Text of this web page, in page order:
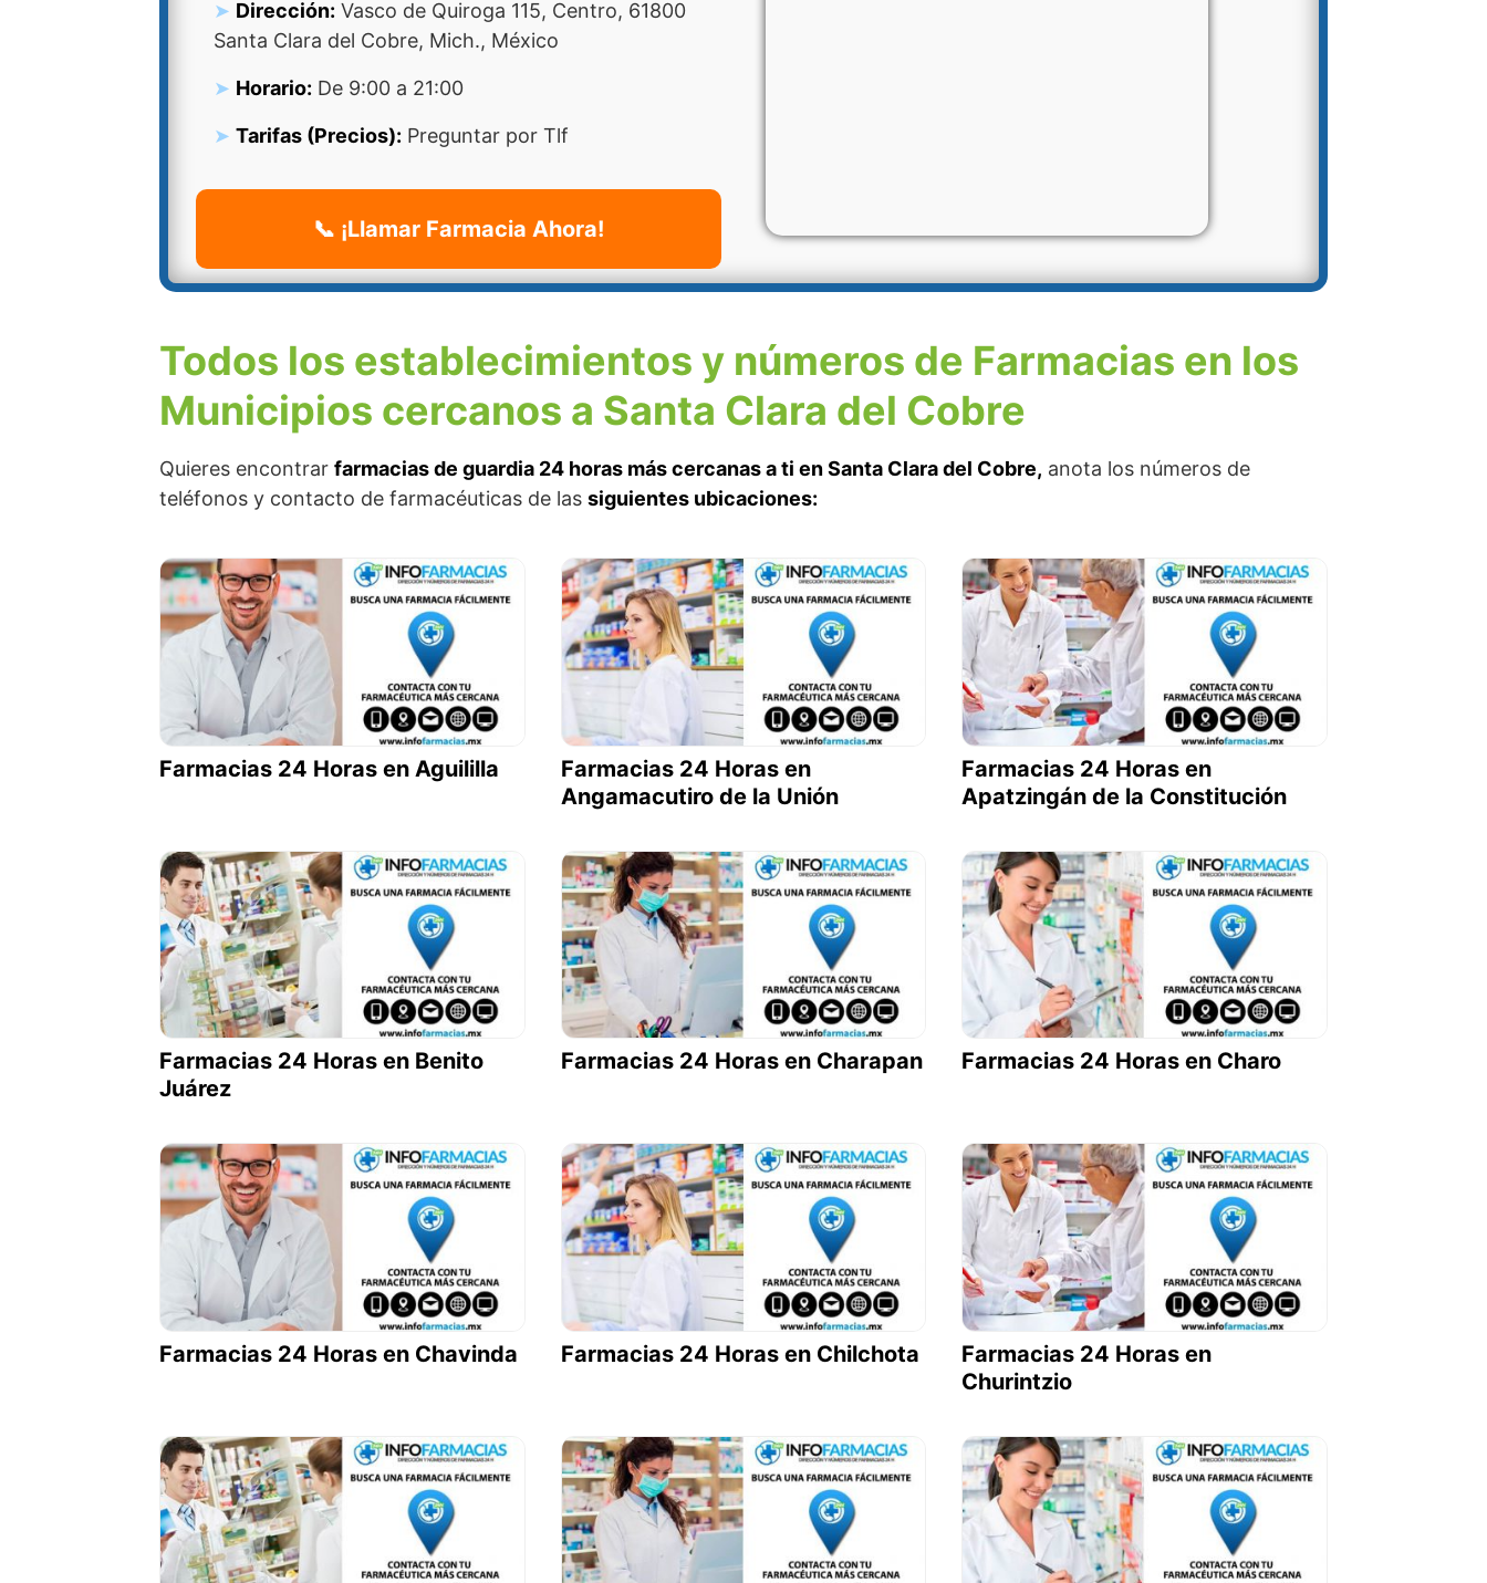
Dirección: Vasco de Quiroga 115, Centro, 61800
Santa Clara del Cobre, Mich., México
Horario: De 9:00 a 21:00
Tarifas (Precios): Preguntar por Tlf
📞 ¡Llamar Farmacia Ahora!
Todos los establecimientos y números de Farmacias en los
Municipios cercanos a Santa Clara del Cobre
Quieres encontrar farmacias de guardia 24 horas más cercanas a ti en Santa Clara del Cobre, anota los números de
teléfonos y contacto de farmacéuticas de las siguientes ubicaciones:
Farmacias 24 Horas en Aguililla
Farmacias 24 Horas en
Angamacutiro de la Unión
Farmacias 24 Horas en
Apatzingán de la Constitución
Farmacias 24 Horas en Benito
Juárez
Farmacias 24 Horas en Charapan Farmacias 24 Horas en Charo
Farmacias 24 Horas en Chavinda Farmacias 24 Horas en Chilchota
Farmacias 24 Horas en
Churintzio